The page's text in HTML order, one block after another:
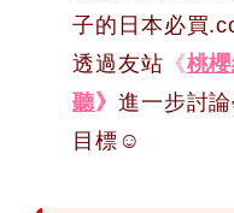
子的日本必買
透過友站 《桃
聽》 進一步討
目標☺